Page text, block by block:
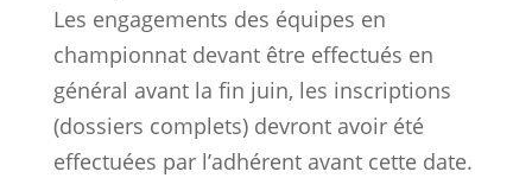
Les engagements des équipes en
championnat devant être effectués en
général avant la fin juin, les inscriptions
(dossiers complets) devront avoir été
effectuées par l’adhérent avant cette date.